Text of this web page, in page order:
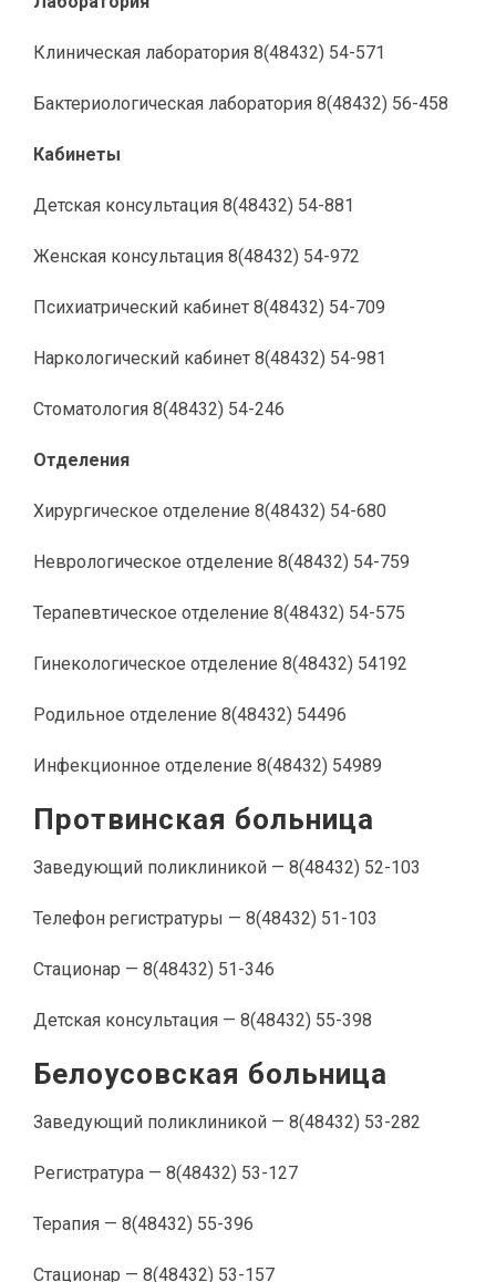
Клиническая лаборатория 8(48432) 54-571
Бактериологическая лаборатория 8(48432) 56-458
Кабинеты
Детская консультация 8(48432) 54-881
Женская консультация 8(48432) 54-972
Психиатрический кабинет 8(48432) 54-709
Наркологический кабинет 8(48432) 54-981
Стоматология 8(48432) 54-246
Отделения
Хирургическое отделение 8(48432) 54-680
Неврологическое отделение 8(48432) 54-759
Терапевтическое отделение 8(48432) 54-575
Гинекологическое отделение 8(48432) 54192
Родильное отделение 8(48432) 54496
Инфекционное отделение 8(48432) 54989
Протвинская больница
Заведующий поликлиникой — 8(48432) 52-103
Телефон регистратуры — 8(48432) 51-103
Стационар — 8(48432) 51-346
Детская консультация — 8(48432) 55-398
Белоусовская больница
Заведующий поликлиникой — 8(48432) 53-282
Регистратура — 8(48432) 53-127
Терапия — 8(48432) 55-396
Стационар — 8(48432) 53-157